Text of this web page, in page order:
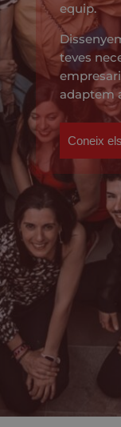
equip.
teves
adaptem
Coneix